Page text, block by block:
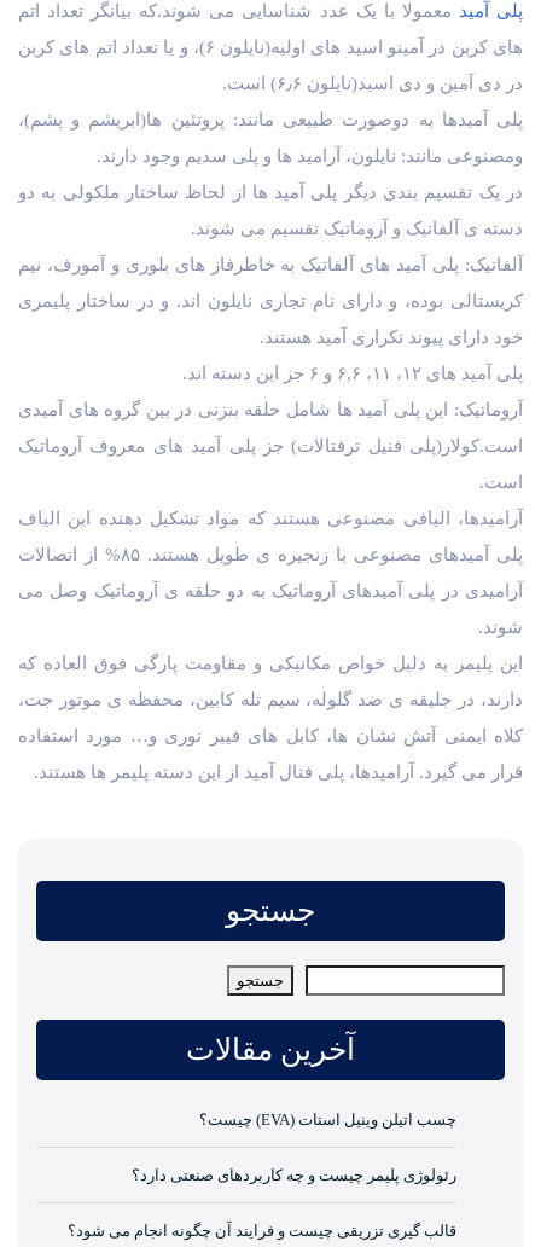
پلی آمید معمولا با یک عدد شناسایی می شوند.که بیانگر تعداد اتم
های کربن در آمینو اسید های اولیه(نایلون ۶)، و یا تعداد اتم های کربن
در دی آمین و دی اسید(نایلون ۶٫۶) است.
پلی آمیدها به دوصورت طبیعی مانند: پروتئین ها(ابریشم و پشم)،
ومصنوعی مانند: نایلون، آرامید ها و پلی سدیم وجود دارند.
در یک تقسیم بندی دیگر پلی آمید ها از لحاظ ساختار ملکولی به دو
دسته ی آلفاتیک و آروماتیک تقسیم می شوند.
آلفاتیک: پلی آمید های آلفاتیک به خاطرفاز های بلوری و آمورف، نیم
کریستالی بوده، و دارای نام تجاری نایلون اند. و در ساختار پلیمری
خود دارای پیوند تکراری آمید هستند.
پلی آمید های ۱۲، ۱۱، ۶,۶ و ۶ جز این دسته اند.
آروماتیک: این پلی آمید ها شامل حلقه بنزنی در بین گروه های آمیدی
است.کولار(پلی فنیل ترفتالات) جز پلی آمید های معروف آروماتیک
است.
آرامیدها، الیافی مصنوعی هستند که مواد تشکیل دهنده این الیاف
پلی آمیدهای مصنوعی با زنجیره ی طویل هستند. ۸۵% از اتصالات
آرامیدی در پلی آمیدهای آروماتیک به دو حلقه ی آروماتیک وصل می
شوند.
این پلیمر به دلیل خواص مکانیکی و مقاومت پارگی فوق العاده که
دارند، در جلیقه ی ضد گلوله، سیم تله کابین، محفظه ی موتور جت،
کلاه ایمنی آتش نشان ها، کابل های فیبر نوری و… مورد استفاده
قرار می گیرد. آرامیدها، پلی فتال آمید از این دسته پلیمر ها هستند.
جستجو
جستجو
آخرین مقالات
چسب اتیلن وینیل استات (EVA) چیست؟
رئولوژی پلیمر چیست و چه کاربردهای صنعتی دارد؟
قالب گیری تزریقی چیست و فرایند آن چگونه انجام می شود؟